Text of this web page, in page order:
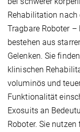
Rehabilitation nach
Tragbare Roboter
bestehen aus
Gelenken. Sie
klinischen
voluminös und
Funktionalität
Exosuits an
Roboter. Sie